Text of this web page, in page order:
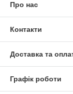
Про нас
Контакти
Доставка та
Графік роботи